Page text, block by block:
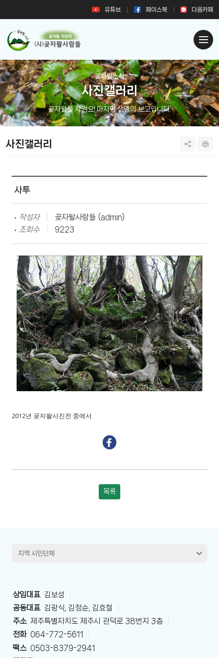
유튜브 페이스북 다음카페
곶자왈소식
사진갤러리
곶자왈을 지켜요! 마지막 생명의 보고입니다.
사진갤러리
사투
작성자
곶자왈사람들 (admin)
조회수
9223
2012년 곶자왈사진전 중에서
목록
상임대표 김보성
공동대표 김광식, 김정순, 김효철
주소 제주특별자치도 제주시 관덕로 38번지 3층
전화 064-772-5611
팩스 0503-8379-2941